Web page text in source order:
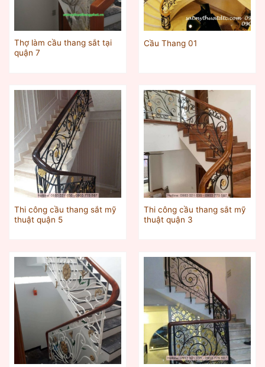
Thợ làm cầu thang sắt tại
quận 7
Cầu Thang 01
Thi công cầu thang sắt mỹ
thuật quận 5
Thi công cầu thang sắt mỹ
thuật quận 3